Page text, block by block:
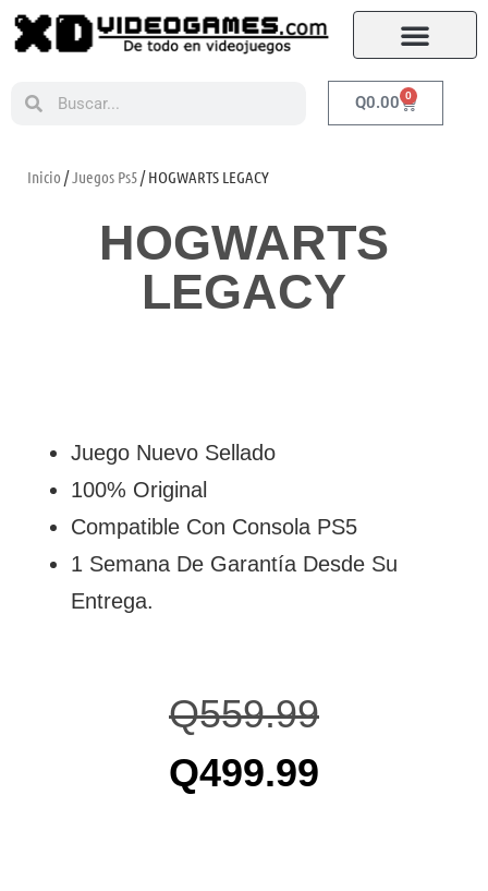
Q0.00 0
Inicio /Juegos Ps5/ HOGWARTS LEGACY
HOGWARTS
LEGACY
Juego Nuevo Sellado
100% Original
Compatible Con Consola PS5
1 Semana De Garantía Desde Su
Entrega.
Q559.99
Q499.99